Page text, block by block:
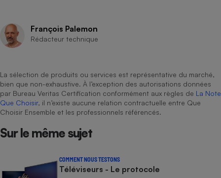
François Palemon
Rédacteur technique
La sélection de produits ou services est représentative du marché,
bien que non-exhaustive. À l’exception des autorisations données
par Bureau Veritas Certification conformément aux règles de La Note
Que Choisir, il n’existe aucune relation contractuelle entre Que
Choisir Ensemble et les professionnels référencés.
Sur le même sujet
COMMENT NOUS TESTONS
Téléviseurs - Le protocole